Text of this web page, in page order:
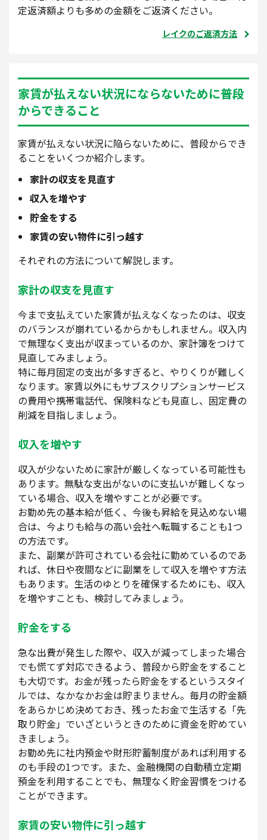
定返済額よりも多めの金額をご返済ください。
レイクのご返済方法
家賃が払えない状況にならないために普段
からできること
家賃が払えない状況に陥らないために、普段からでき
ることをいくつか紹介します。
家計の収支を見直す
収入を増やす
貯金をする
家賃の安い物件に引っ越す
それぞれの方法について解説します。
家計の収支を見直す
今まで支払えていた家賃が払えなくなったのは、収支
のバランスが崩れているからかもしれません。収入内
で無理なく支出が収まっているのか、家計簿をつけて
見直してみましょう。
特に毎月固定の支出が多すぎると、やりくりが難しく
なります。家賃以外にもサブスクリプションサービス
の費用や携帯電話代、保険料なども見直し、固定費の
削減を目指しましょう。
収入を増やす
収入が少ないために家計が厳しくなっている可能性も
あります。無駄な支出がないのに支払いが難しくなっ
ている場合、収入を増やすことが必要です。
お勤め先の基本給が低く、今後も昇給を見込めない場
合は、今よりも給与の高い会社へ転職することも1つ
の方法です。
また、副業が許可されている会社に勤めているのであ
れば、休日や夜間などに副業をして収入を増やす方法
もあります。生活のゆとりを確保するためにも、収入
を増やすことも、検討してみましょう。
貯金をする
急な出費が発生した際や、収入が減ってしまった場合
でも慌てず対応できるよう、普段から貯金をすること
も大切です。お金が残ったら貯金をするというスタイ
ルでは、なかなかお金は貯まりません。毎月の貯金額
をあらかじめ決めておき、残ったお金で生活する「先
取り貯金」でいざというときのために資金を貯めてい
きましょう。
お勤め先に社内預金や財形貯蓄制度があれば利用する
のも手段の1つです。また、金融機関の自動積立定期
預金を利用することでも、無理なく貯金習慣をつける
ことができます。
家賃の安い物件に引っ越す